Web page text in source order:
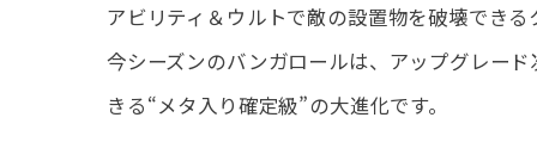
アビリティ＆ウルトで敵の設置物を破壊でき
今シーズンのバンガロールは、アップグレー
きる“メタ入り確定級”の大進化です。